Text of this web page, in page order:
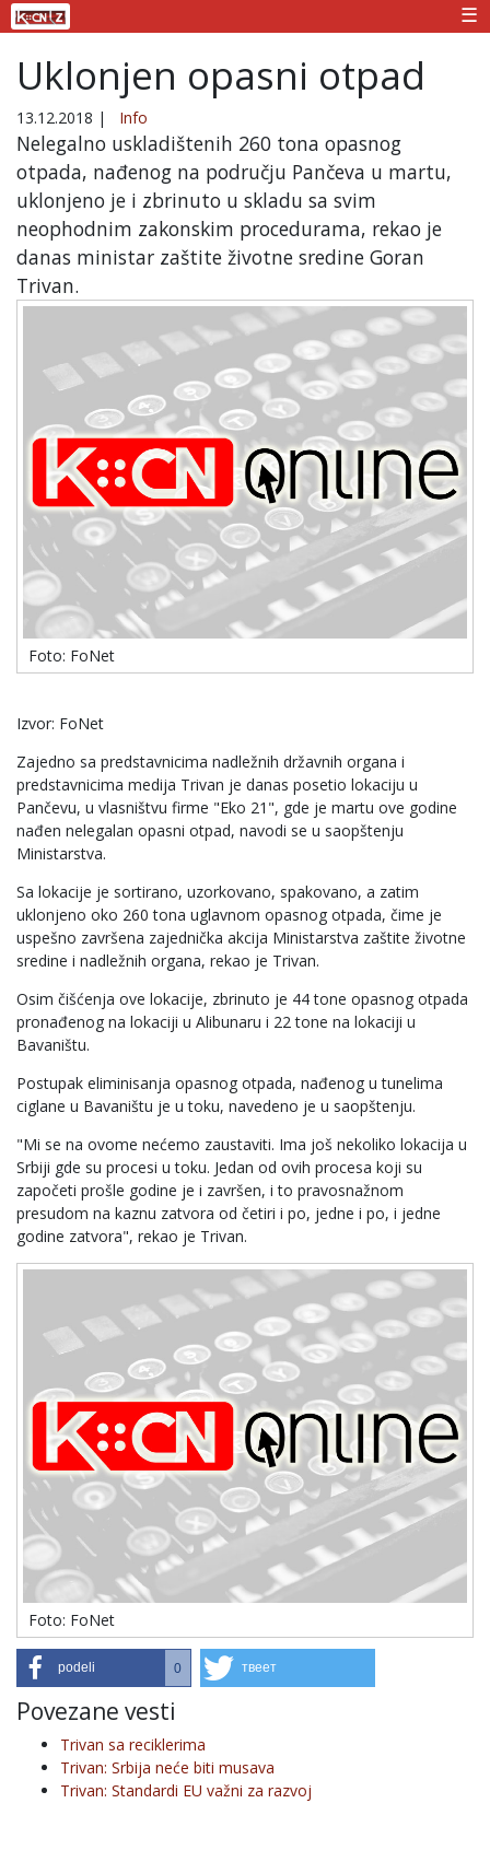
☰
Uklonjen opasni otpad
13.12.2018 | Info
Nelegalno uskladištenih 260 tona opasnog
otpada, nađenog na području Pančeva u martu,
uklonjeno je i zbrinuto u skladu sa svim
neophodnim zakonskim procedurama, rekao je
danas ministar zaštite životne sredine Goran
Trivan.
Foto: FoNet
Izvor: FoNet
Zajedno sa predstavnicima nadležnih državnih organa i
predstavnicima medija Trivan je danas posetio lokaciju u
Pančevu, u vlasništvu firme "Eko 21", gde je martu ove godine
nađen nelegalan opasni otpad, navodi se u saopštenju
Ministarstva.
Sa lokacije je sortirano, uzorkovano, spakovano, a zatim
uklonjeno oko 260 tona uglavnom opasnog otpada, čime je
uspešno završena zajednička akcija Ministarstva zaštite životne
sredine i nadležnih organa, rekao je Trivan.
Osim čišćenja ove lokacije, zbrinuto je 44 tone opasnog otpada
pronađenog na lokaciji u Alibunaru i 22 tone na lokaciji u
Bavaništu.
Postupak eliminisanja opasnog otpada, nađenog u tunelima
ciglane u Bavaništu je u toku, navedeno je u saopštenju.
"Mi se na ovome nećemo zaustaviti. Ima još nekoliko lokacija u
Srbiji gde su procesi u toku. Jedan od ovih procesa koji su
započeti prošle godine je i završen, i to pravosnažnom
presudom na kaznu zatvora od četiri i po, jedne i po, i jedne
godine zatvora", rekao je Trivan.
Foto: FoNet
podeli 0 твеет
Povezane vesti
Trivan sa reciklerima
Trivan: Srbija neće biti musava
Trivan: Standardi EU važni za razvoj